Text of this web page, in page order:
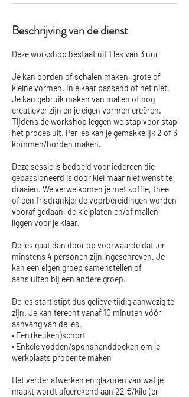
Beschrijving van de dienst
Deze workshop bestaat uit 1 les van 3 uur
Je kan borden of schalen maken, grote of
kleine vormen. In elkaar passend of net niet.
Je kan gebruik maken van mallen of nog
creatiever zijn en je eigen vormen creëren.
Tijdens de workshop leggen we stap voor stap
het proces uit. Per les kan je gemakkelijk 2 of 3
kommen/borden maken.
Deze sessie is bedoeld voor iedereen die
gepassioneerd is door klei maar niet wenst te
draaien. We verwelkomen je met koffie, thee
of een frisdrankje; de voorbereidingen worden
vooraf gedaan, de kleiplaten en/of mallen
liggen voor je klaar.
De les gaat dan door op voorwaarde dat .er
minstens 4 personen zijn ingeschreven. Je
kan een eigen groep samenstellen of
aansluiten bij een andere groep.
De les start stipt dus gelieve tijdig aanwezig te
zijn. Je kan terecht vanaf 10 minuten vóór
aanvang van de les.
• Een (keuken)schort
• Enkele vodden/sponshanddoeken om je
werkplaats proper te maken
Het verder afwerken en glazuren van wat je
maakt wordt afgerekend aan 22 €/kilo (er